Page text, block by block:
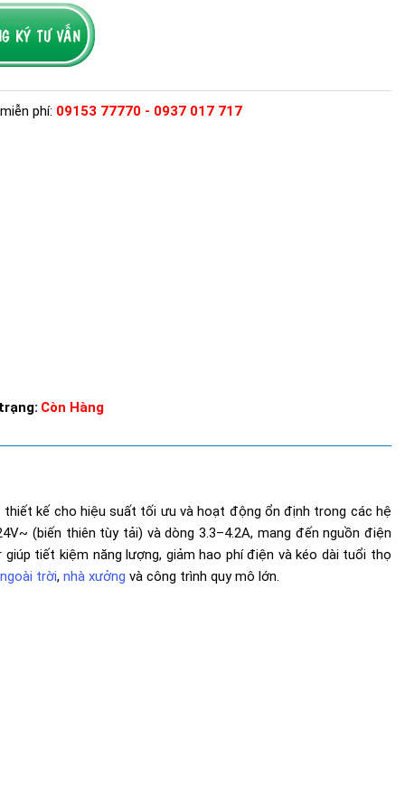
phí: 09153 77770 - 0937 017 717
Còn Hàng
kế cho hiệu suất tối ưu và hoạt động ổn định trong các hệ
(biến thiên tùy tải) và dòng 3.3–4.2A, mang đến nguồn điện
tiết kiệm năng lượng, giảm hao phí điện và kéo dài tuổi thọ
trời,nhà xưởng và công trình quy mô lớn.